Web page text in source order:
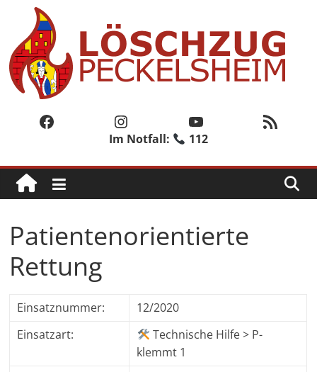
springen
Löschzug
Peckelsheim
Löschzug
der
Feuerwehr
der
Stadt
Willebadessen
Facebook Instagram YouTube RSS-Feed
Im Notfall: 112
Patientenorientierte
Rettung
Einsatznummer:
12/2020
Einsatzart:
Technische Hilfe > P-
klemmt 1